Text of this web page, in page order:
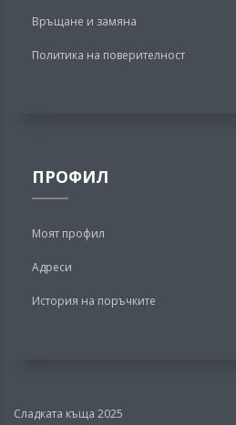
Връщане и замяна
Политика на поверителност
ПРОФИЛ
Моят профил
Адреси
История на поръчките
Сладката къща 2025